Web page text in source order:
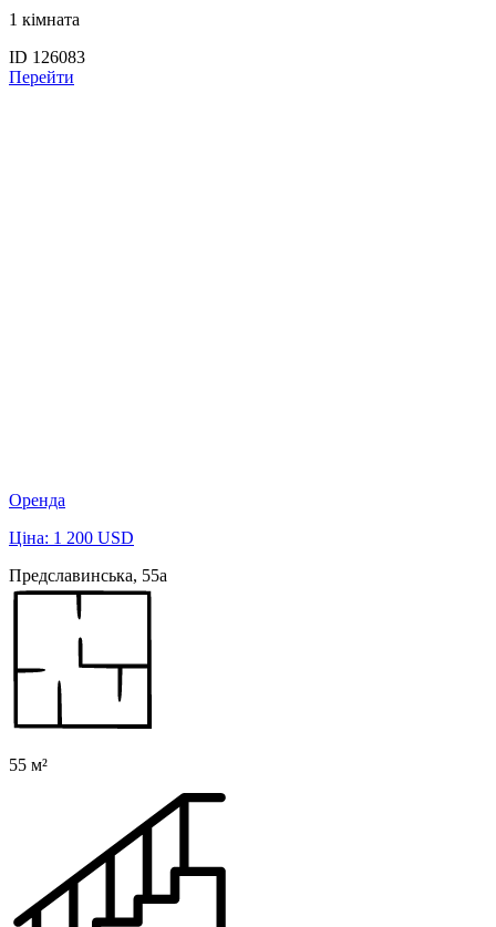
1 кімната
ID 126083
Перейти
Оренда
Ціна: 1 200 USD
Предславинська, 55а
55 м²